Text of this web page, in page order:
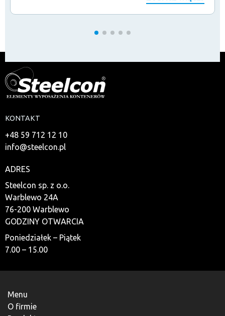
KONTAKT
+48 59 712 12 10
info@steelcon.pl
ADRES
Steelcon sp. z o.o.
Warblewo 24A
76-200 Warblewo
GODZINY OTWARCIA
Poniedziałek – Piątek
7.00 – 15.00
Menu
O firmie